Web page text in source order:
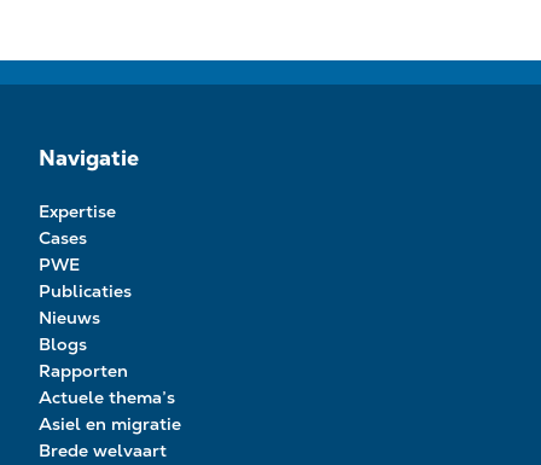
Navigatie
Expertise
Cases
PWE
Publicaties
Nieuws
Blogs
Rapporten
Actuele thema’s
Asiel en migratie
Brede welvaart